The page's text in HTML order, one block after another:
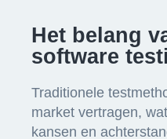
Het belang
software
Traditionele
market vertragen,
kansen en